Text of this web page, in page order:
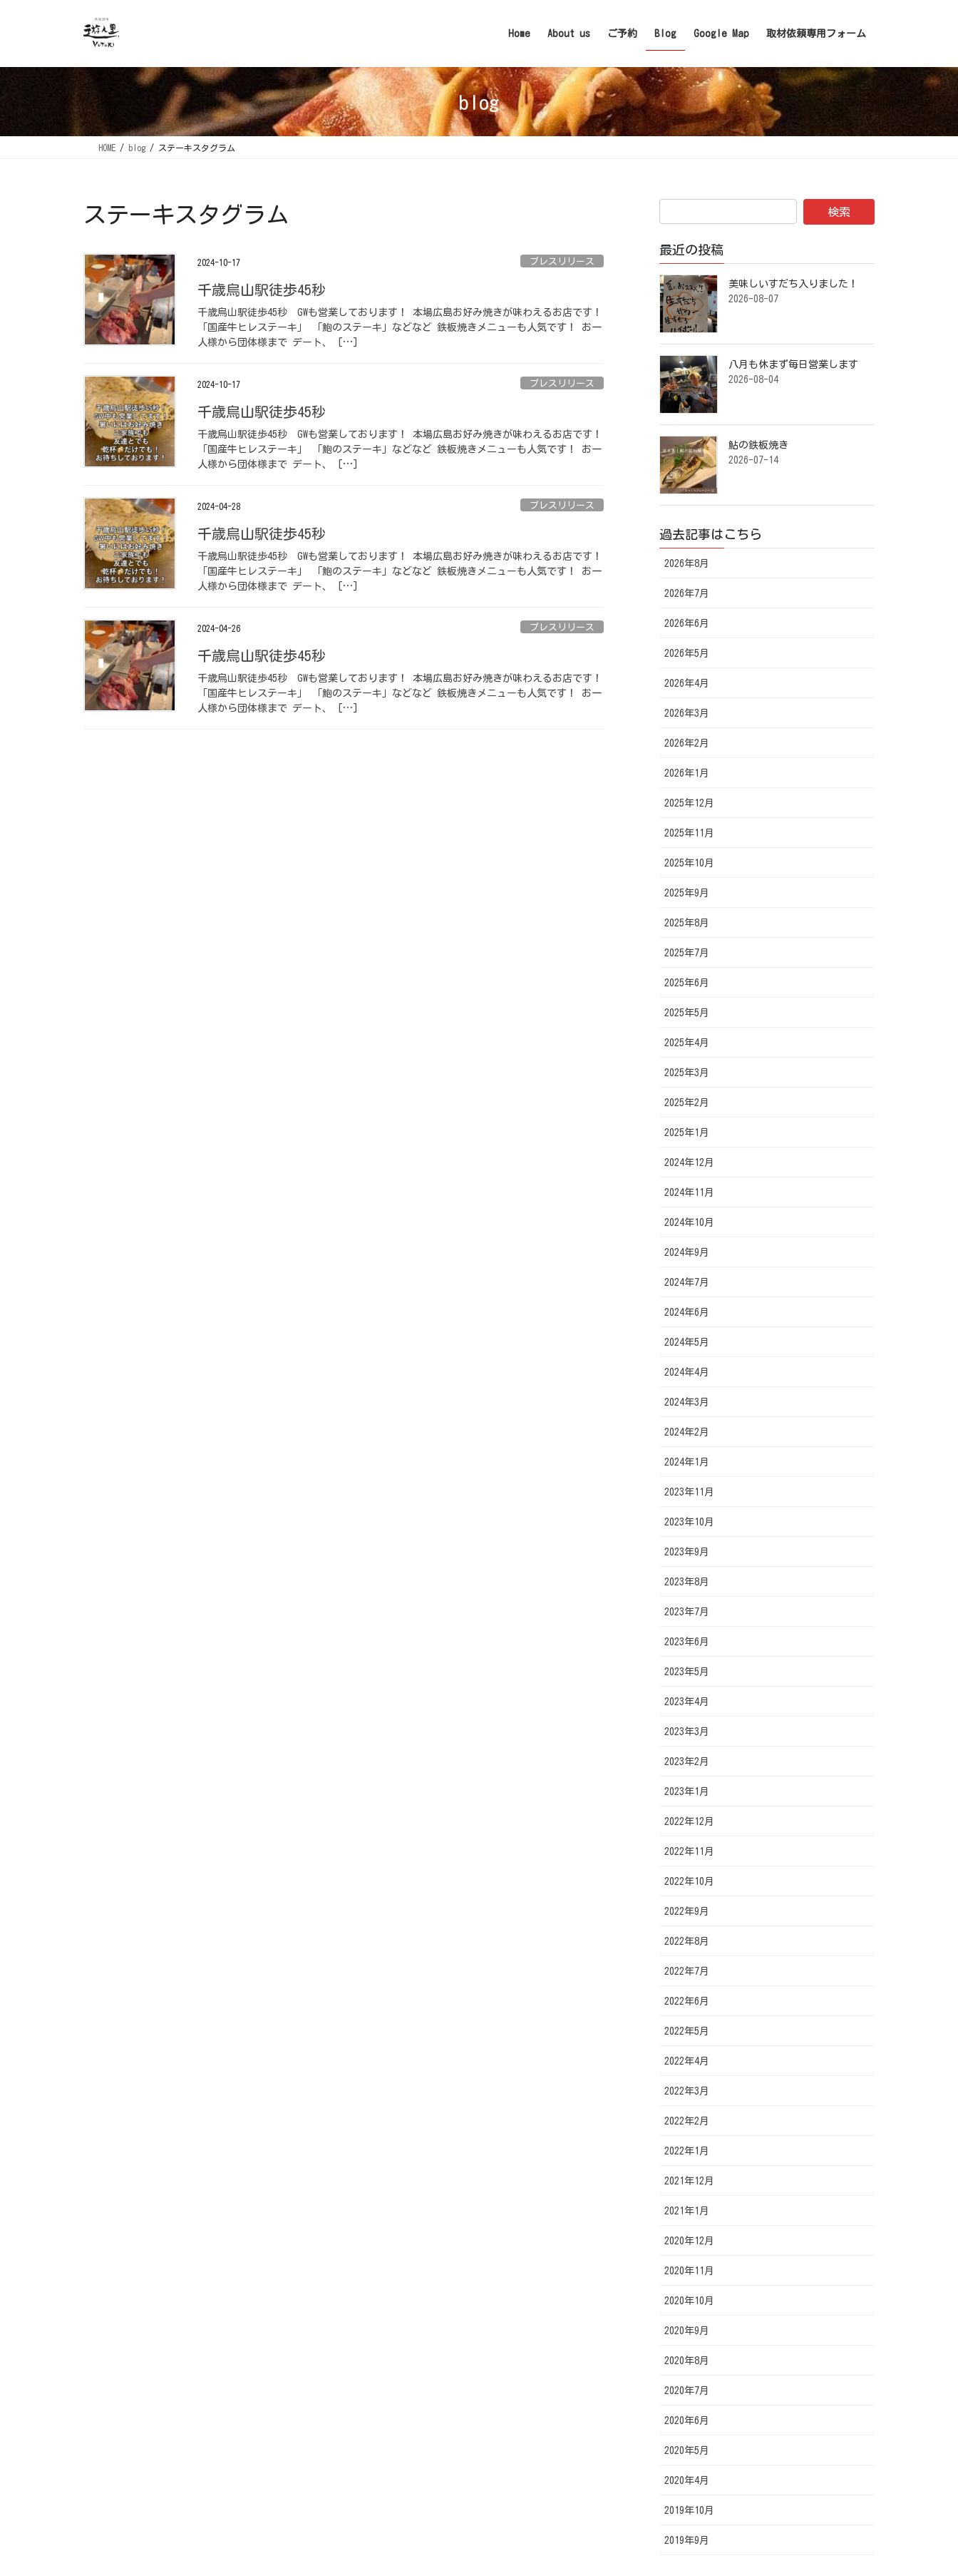
Home About us ご予約 Blog Google Map 取材依頼専用フォーム
blog
HOME blog ステーキスタグラム
ステーキスタグラム
2024-10-17 プレスリリース
千歳烏山駅徒歩45秒️ ⁡
千歳烏山駅徒歩45秒️ ⁡ GWも営業しております！ 本場広島お好み焼きが味わえるお店です！
「国産牛ヒレステーキ」 「鮑のステーキ」などなど 鉄板焼きメニューも人気です！ お一
人様から団体様まで デート、 […]
2024-10-17 プレスリリース
千歳烏山駅徒歩45秒️ ⁡
千歳烏山駅徒歩45秒️ ⁡ GWも営業しております！ 本場広島お好み焼きが味わえるお店です！
「国産牛ヒレステーキ」 「鮑のステーキ」などなど 鉄板焼きメニューも人気です！ お一
人様から団体様まで デート、 […]
2024-04-28 プレスリリース
千歳烏山駅徒歩45秒️ ⁡
千歳烏山駅徒歩45秒️ ⁡ GWも営業しております！ 本場広島お好み焼きが味わえるお店です！
「国産牛ヒレステーキ」 「鮑のステーキ」などなど 鉄板焼きメニューも人気です！ お一
人様から団体様まで デート、 […]
2024-04-26 プレスリリース
千歳烏山駅徒歩45秒️ ⁡
千歳烏山駅徒歩45秒️ ⁡ GWも営業しております！ 本場広島お好み焼きが味わえるお店です！
「国産牛ヒレステーキ」 「鮑のステーキ」などなど 鉄板焼きメニューも人気です！ お一
人様から団体様まで デート、 […]
最近の投稿
美味しいすだち入りました！ ⁡
2026-08-07
八月も休まず毎日営業します️ ⁡
2026-08-04
鮎の鉄板焼き ⁡
2026-07-14
過去記事はこちら
2026年8月
2026年7月
2026年6月
2026年5月
2026年4月
2026年3月
2026年2月
2026年1月
2025年12月
2025年11月
2025年10月
2025年9月
2025年8月
2025年7月
2025年6月
2025年5月
2025年4月
2025年3月
2025年2月
2025年1月
2024年12月
2024年11月
2024年10月
2024年9月
2024年7月
2024年6月
2024年5月
2024年4月
2024年3月
2024年2月
2024年1月
2023年11月
2023年10月
2023年9月
2023年8月
2023年7月
2023年6月
2023年5月
2023年4月
2023年3月
2023年2月
2023年1月
2022年12月
2022年11月
2022年10月
2022年9月
2022年8月
2022年7月
2022年6月
2022年5月
2022年4月
2022年3月
2022年2月
2022年1月
2021年12月
2021年1月
2020年12月
2020年11月
2020年10月
2020年9月
2020年8月
2020年7月
2020年6月
2020年5月
2020年4月
2019年10月
2019年9月